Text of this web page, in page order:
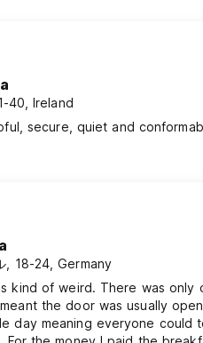
40, Ireland
secure, quiet and
, 18-24, Germany
kind of weird. There was
the door was usually
day meaning everyone could